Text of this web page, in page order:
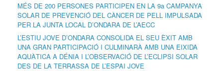
MÉS DE 200 PERSONES PARTICIPEN EN LA 9a CAMPANYA
SOLAR DE PREVENCIÓ DEL CÀNCER DE PELL IMPULSADA
PER LA JUNTA LOCAL D’ONDARA DE L’AECC
L’ESTIU JOVE D’ONDARA CONSOLIDA EL SEU ÈXIT AMB
UNA GRAN PARTICIPACIÓ I CULMINARÀ AMB UNA EIXIDA
AQUÀTICA A DÉNIA I L’OBSERVACIÓ DE L’ECLIPSI SOLAR
DES DE LA TERRASSA DE L’ESPAI JOVE